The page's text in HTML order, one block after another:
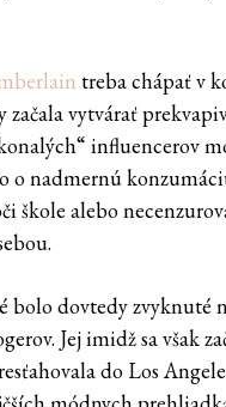
treba chápať v
začala vytvárať
influencerov
o nadmernú
škole alebo
dovtedy zvyknuté
Jej imidž sa však
do Los